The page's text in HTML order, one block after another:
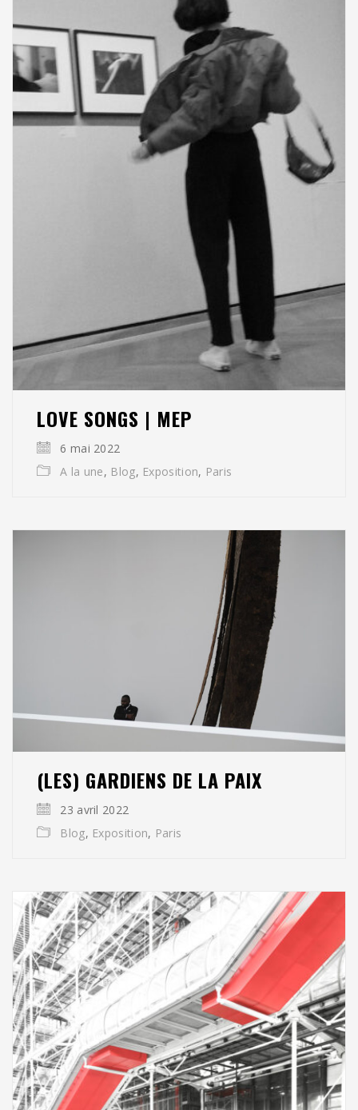
LOVE SONGS | MEP
6 mai 2022
A la une, Blog, Exposition, Paris
(LES) GARDIENS DE LA PAIX
23 avril 2022
Blog, Exposition, Paris